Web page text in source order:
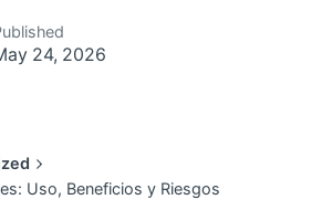
24, 2026
Uso, Beneficios y Riesgos